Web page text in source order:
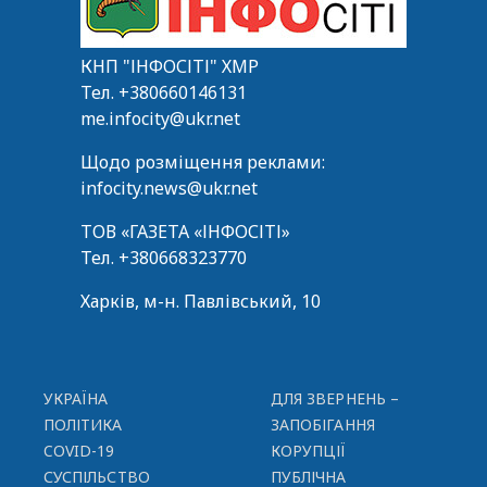
КНП "ІНФОСІТІ" ХМР
Тел. +380660146131
me.infocity@ukr.net
Щодо розміщення реклами:
infocity.news@ukr.net
ТОВ «ГАЗЕТА «ІНФОСІТІ»
Тел. +380668323770
Харків, м-н. Павлівський, 10
УКРАЇНА
ПОЛІТИКА
COVID-19
СУСПІЛЬСТВО
ДЛЯ ЗВЕРНЕНЬ –
ЗАПОБІГАННЯ
КОРУПЦІЇ
ПУБЛІЧНА